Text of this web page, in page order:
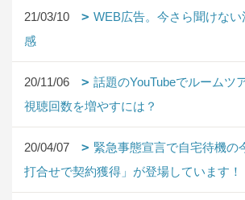
21/03/10
WEB広告。今さら聞けな
感
20/11/06
話題のYouTubeでルームツ
視聴回数を増やすには？
20/04/07
緊急事態宣言で自宅待機の
打合せで契約獲得」が登場しています！